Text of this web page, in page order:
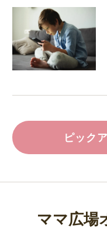
ピック
ママ広場